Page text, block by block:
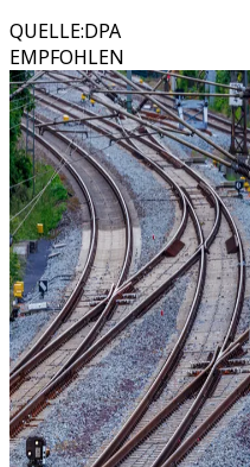
QUELLE:DPA
EMPFOHLEN